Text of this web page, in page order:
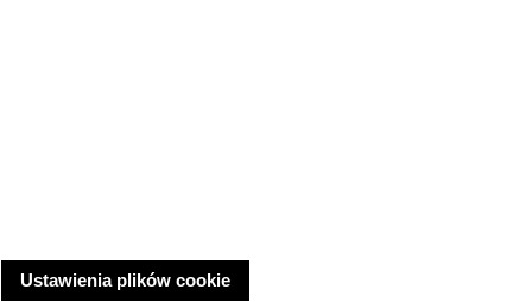
Ustawienia plików cookie